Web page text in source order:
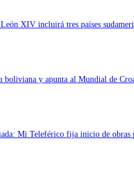
XIV incluirá tres países
boliviana y apunta al Mundial de
Mi Teleférico fija inicio de obras